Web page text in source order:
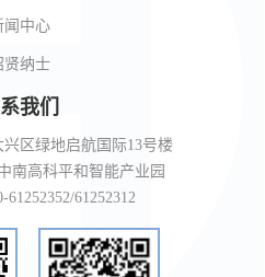
闻中心
贤纳士
我们
区绿地启航国际13号楼
南高科平和智能产业园
61252352/61252312